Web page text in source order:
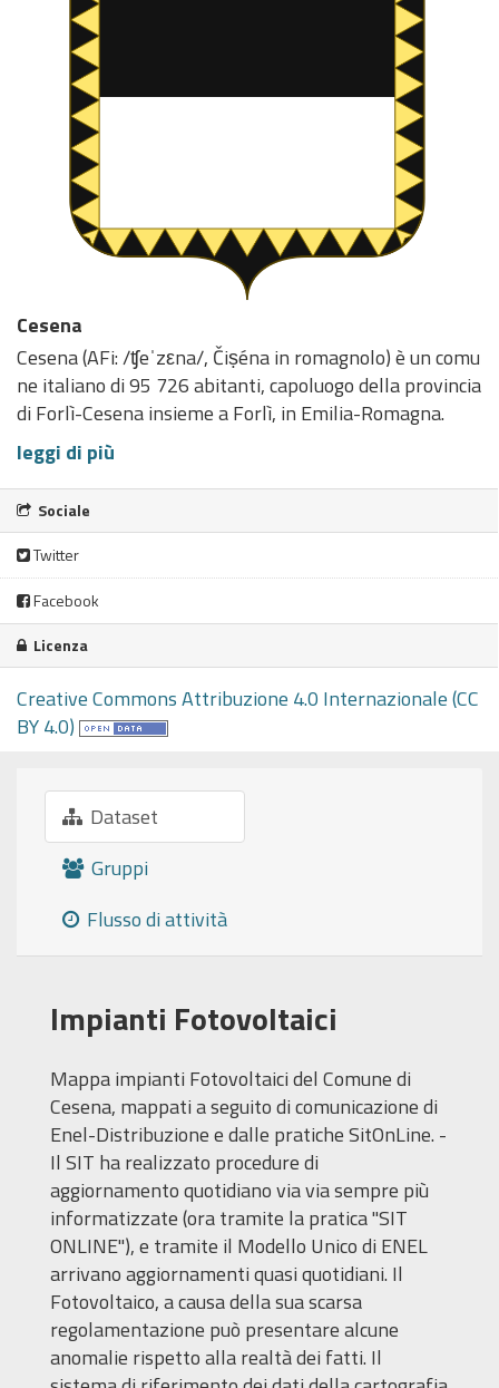
Cesena
Cesena (AFi: /ʧeˈzεna/, Čiṣéna in romagnolo) è un comu
ne italiano di 95 726 abitanti, capoluogo della provincia
di Forlì-Cesena insieme a Forlì, in Emilia-Romagna.
leggi di più
Sociale
Twitter
Facebook
Licenza
Creative Commons Attribuzione 4.0 Internazionale (CC
BY 4.0)
Dataset
Gruppi
Flusso di attività
Impianti Fotovoltaici
Mappa impianti Fotovoltaici del Comune di
Cesena, mappati a seguito di comunicazione di
Enel-Distribuzione e dalle pratiche SitOnLine. -
Il SIT ha realizzato procedure di
aggiornamento quotidiano via via sempre più
informatizzate (ora tramite la pratica "SIT
ONLINE"), e tramite il Modello Unico di ENEL
arrivano aggiornamenti quasi quotidiani. Il
Fotovoltaico, a causa della sua scarsa
regolamentazione può presentare alcune
anomalie rispetto alla realtà dei fatti. Il